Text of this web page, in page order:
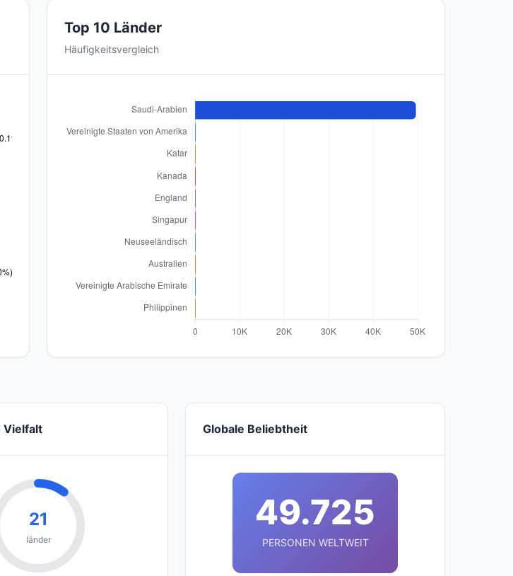
Top 10 Länder
Häufigkeitsvergleich
Vielfalt
21
länder
Globale Beliebtheit
49.725
PERSONEN WELTWEIT